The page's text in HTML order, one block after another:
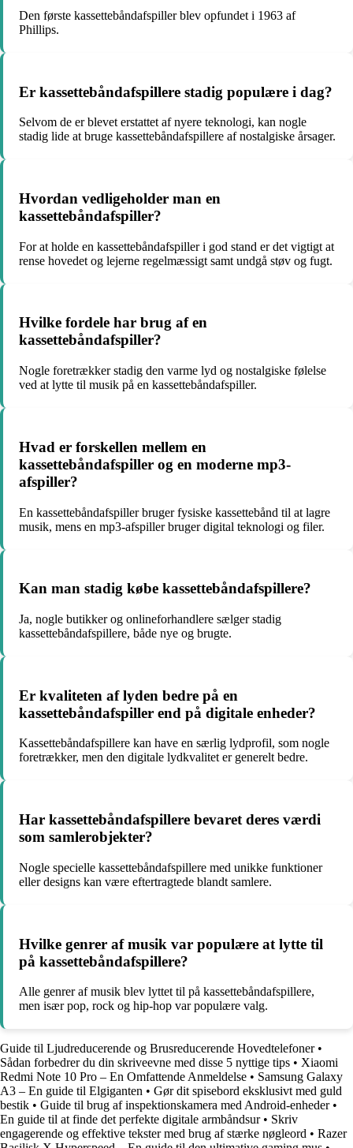
Den første kassettebåndafspiller blev opfundet i 1963 af
Phillips.
Er kassettebåndafspillere stadig populære i dag?
Selvom de er blevet erstattet af nyere teknologi, kan nogle
stadig lide at bruge kassettebåndafspillere af nostalgiske årsager.
Hvordan vedligeholder man en
kassettebåndafspiller?
For at holde en kassettebåndafspiller i god stand er det vigtigt at
rense hovedet og lejerne regelmæssigt samt undgå støv og fugt.
Hvilke fordele har brug af en
kassettebåndafspiller?
Nogle foretrækker stadig den varme lyd og nostalgiske følelse
ved at lytte til musik på en kassettebåndafspiller.
Hvad er forskellen mellem en
kassettebåndafspiller og en moderne mp3-
afspiller?
En kassettebåndafspiller bruger fysiske kassettebånd til at lagre
musik, mens en mp3-afspiller bruger digital teknologi og filer.
Kan man stadig købe kassettebåndafspillere?
Ja, nogle butikker og onlineforhandlere sælger stadig
kassettebåndafspillere, både nye og brugte.
Er kvaliteten af lyden bedre på en
kassettebåndafspiller end på digitale enheder?
Kassettebåndafspillere kan have en særlig lydprofil, som nogle
foretrækker, men den digitale lydkvalitet er generelt bedre.
Har kassettebåndafspillere bevaret deres værdi
som samlerobjekter?
Nogle specielle kassettebåndafspillere med unikke funktioner
eller designs kan være eftertragtede blandt samlere.
Hvilke genrer af musik var populære at lytte til
på kassettebåndafspillere?
Alle genrer af musik blev lyttet til på kassettebåndafspillere,
men især pop, rock og hip-hop var populære valg.
Guide til Ljudreducerende og Brusreducerende Hovedtelefoner•
Sådan forbedrer du din skriveevne med disse 5 nyttige tips • Xiaomi
Redmi Note 10 Pro – En Omfattende Anmeldelse • Samsung Galaxy
A3 – En guide til Elgiganten • Gør dit spisebord eksklusivt med guld
bestik • Guide til brug af inspektionskamera med Android-enheder•
En guide til at finde det perfekte digitale armbåndsur• Skriv
engagerende og effektive tekster med brug af stærke nøgleord • Razer